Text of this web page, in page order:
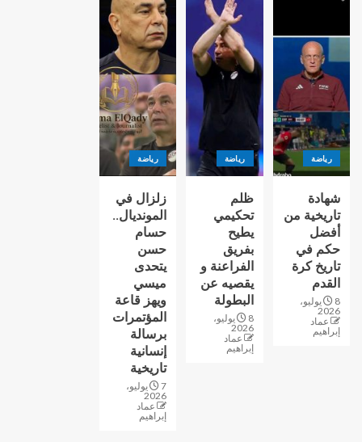
رياضة
شهادة
تاريخية من
أفضل
حكم في
تاريخ كرة
القدم
8 يوليو،
2026
عماد
إبراهيم
رياضة
ظلم
تحكيمي
يطيح
بفريق
الفراعنة و
يقصيه عن
البطولة
8 يوليو،
2026
عماد
إبراهيم
رياضة
زلزال في
المونديال..
حسام
حسن
يتحدى
ميسي
ويهز قاعة
المؤتمرات
برسالة
إنسانية
تاريخية
7 يوليو،
2026
عماد
إبراهيم